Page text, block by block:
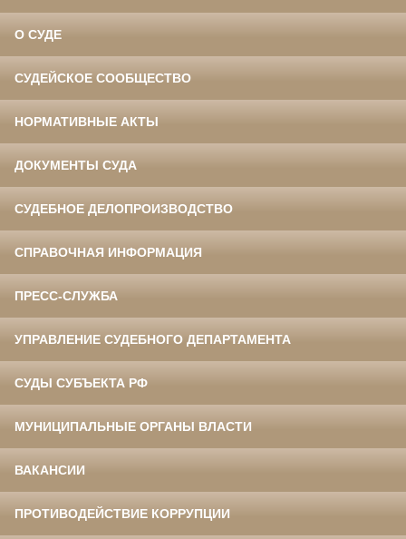
О СУДЕ
СУДЕЙСКОЕ СООБЩЕСТВО
НОРМАТИВНЫЕ АКТЫ
ДОКУМЕНТЫ СУДА
СУДЕБНОЕ ДЕЛОПРОИЗВОДСТВО
СПРАВОЧНАЯ ИНФОРМАЦИЯ
ПРЕСС-СЛУЖБА
УПРАВЛЕНИЕ СУДЕБНОГО ДЕПАРТАМЕНТА
СУДЫ СУБЪЕКТА РФ
МУНИЦИПАЛЬНЫЕ ОРГАНЫ ВЛАСТИ
ВАКАНСИИ
ПРОТИВОДЕЙСТВИЕ КОРРУПЦИИ